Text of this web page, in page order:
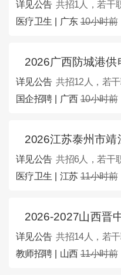
详见公告 共招1人，若干
医疗卫生 | 广东10小时前
2026广西防城港供电局
详见公告 共招12人，若
国企招聘 | 广西10小时前
2026江苏泰州市
详见公告 共招6人，若干
医疗卫生 | 江苏11小时前
2026-2027山西晋中师范高等专科
详见公告 共招14人，若
教师招聘 | 山西11小时前